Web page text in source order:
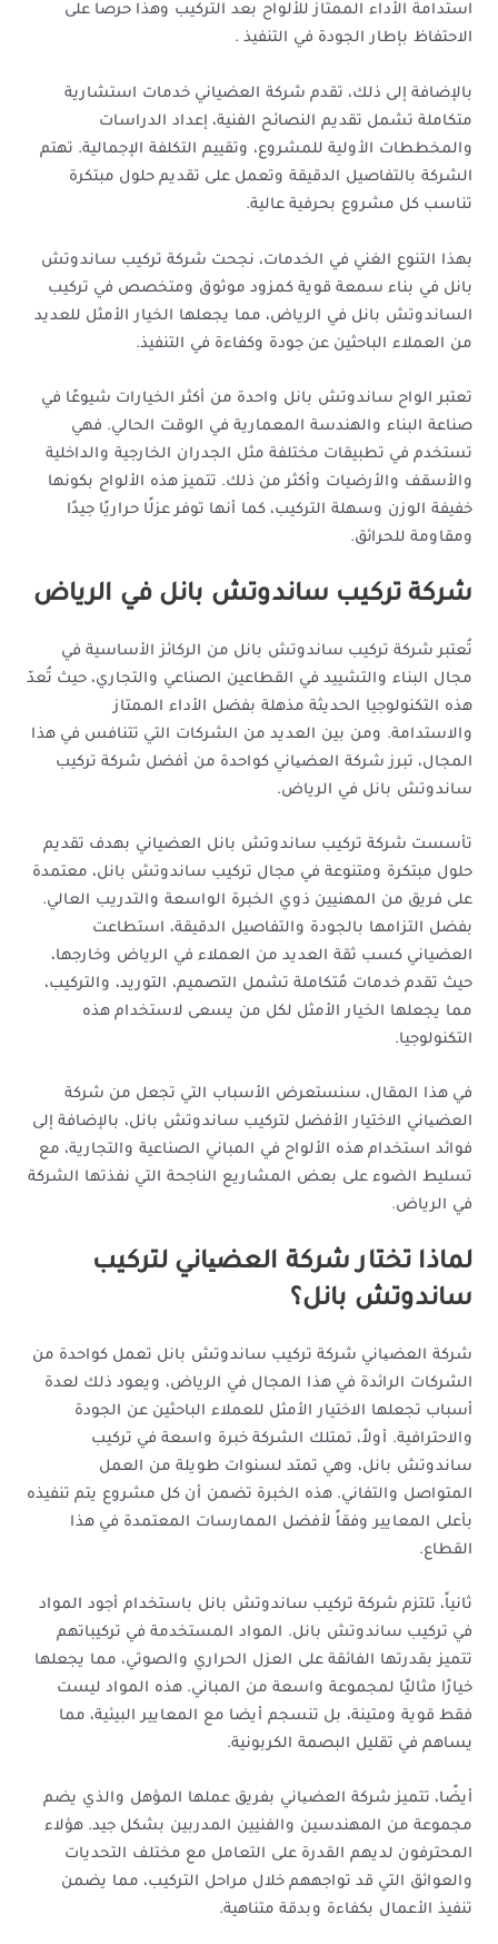
استدامة الأداء الممتاز للألواح بعد التركيب وهذا حرصا على
الاحتفاظ بإطار الجودة في التنفيذ .
بالإضافة إلى ذلك، تقدم شركة العضياني خدمات استشارية
متكاملة تشمل تقديم النصائح الفنية، إعداد الدراسات
والمخططات الأولية للمشروع، وتقييم التكلفة الإجمالية. تهتم
الشركة بالتفاصيل الدقيقة وتعمل على تقديم حلول مبتكرة
تناسب كل مشروع بحرفية عالية.
بهذا التنوع الغني في الخدمات، نجحت شركة تركيب ساندوتش
بانل في بناء سمعة قوية كمزود موثوق ومتخصص في تركيب
الساندوتش بانل في الرياض، مما يجعلها الخيار الأمثل للعديد
من العملاء الباحثين عن جودة وكفاءة في التنفيذ.
تعتبر الواح ساندوتش بانل واحدة من أكثر الخيارات شيوعًا في
صناعة البناء والهندسة المعمارية في الوقت الحالي. فهي
تستخدم في تطبيقات مختلفة مثل الجدران الخارجية والداخلية
والأسقف والأرضيات وأكثر من ذلك. تتميز هذه الألواح بكونها
خفيفة الوزن وسهلة التركيب، كما أنها توفر عزلًا حراريًا جيدًا
ومقاومة للحرائق.
شركة تركيب ساندوتش بانل في الرياض
تُعتبر شركة تركيب ساندوتش بانل من الركائز الأساسية في
مجال البناء والتشييد في القطاعين الصناعي والتجاري، حيث تُعدّ
هذه التكنولوجيا الحديثة مذهلة بفضل الأداء الممتاز
والاستدامة. ومن بين العديد من الشركات التي تتنافس في هذا
المجال، تبرز شركة العضیاني كواحدة من أفضل شركة تركيب
ساندوتش بانل في الرياض.
تأسست شركة تركيب ساندوتش بانل العضياني بهدف تقديم
حلول مبتكرة ومتنوعة في مجال تركيب ساندوتش بانل، معتمدة
على فريق من المهنيين ذوي الخبرة الواسعة والتدريب العالي.
بفضل التزامها بالجودة والتفاصيل الدقيقة، استطاعت
العضياني كسب ثقة العديد من العملاء في الرياض وخارجها،
حيث تقدم خدمات مُتكاملة تشمل التصميم، التوريد، والتركيب،
مما يجعلها الخيار الأمثل لكل من يسعى لاستخدام هذه
التكنولوجيا.
في هذا المقال، سنستعرض الأسباب التي تجعل من شركة
العضیاني الاختيار الأفضل لتركيب ساندوتش بانل، بالإضافة إلى
فوائد استخدام هذه الألواح في المباني الصناعية والتجارية، مع
تسليط الضوء على بعض المشاريع الناجحة التي نفذتها الشركة
في الرياض.
لماذا تختار شركة العضیاني لتركيب
ساندوتش بانل؟
شركة العضیاني شركة تركيب ساندوتش بانل تعمل كواحدة من
الشركات الرائدة في هذا المجال في الرياض، ويعود ذلك لعدة
أسباب تجعلها الاختيار الأمثل للعملاء الباحثين عن الجودة
والاحترافية. أولاً، تمتلك الشركة خبرة واسعة في تركيب
ساندوتش بانل، وهي تمتد لسنوات طويلة من العمل
المتواصل والتفاني. هذه الخبرة تضمن أن كل مشروع يتم تنفيذه
بأعلى المعايير وفقاً لأفضل الممارسات المعتمدة في هذا
القطاع.
ثانياً، تلتزم شركة تركيب ساندوتش بانل باستخدام أجود المواد
في تركيب ساندوتش بانل. المواد المستخدمة في تركيباتهم
تتميز بقدرتها الفائقة على العزل الحراري والصوتي، مما يجعلها
خيارًا مثاليًا لمجموعة واسعة من المباني. هذه المواد ليست
فقط قوية ومتينة، بل تنسجم أيضا مع المعايير البيئية، مما
يساهم في تقليل البصمة الكربونية.
أيضًا، تتميز شركة العضیاني بفريق عملها المؤهل والذي يضم
مجموعة من المهندسين والفنيين المدربين بشكل جيد. هؤلاء
المحترفون لديهم القدرة على التعامل مع مختلف التحديات
والعوائق التي قد تواجههم خلال مراحل التركيب، مما يضمن
تنفيذ الأعمال بكفاءة وبدقة متناهية.